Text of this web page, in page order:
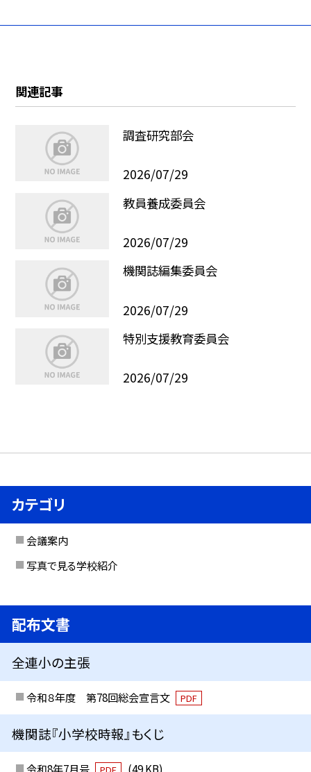
関連記事
調査研究部会
2026/07/29
教員養成委員会
2026/07/29
機関誌編集委員会
2026/07/29
特別支援教育委員会
2026/07/29
カテゴリ
会議案内
写真で見る学校紹介
配布文書
全連小の主張
令和８年度 第78回総会宣言文 PDF
機関誌『小学校時報』もくじ
令和8年7月号 (49 KB)